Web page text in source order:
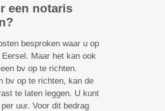
een notaris
besproken waar u op
Maar het kan ook
bv op te richten.
bv op te richten, kan de
te laten leggen. U kunt
uur. Voor dit bedrag